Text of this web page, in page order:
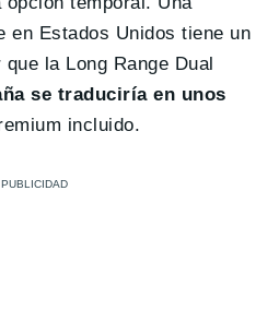
en Estados Unidos tiene un
la Long Range Dual
se traduciría en unos
incluido.